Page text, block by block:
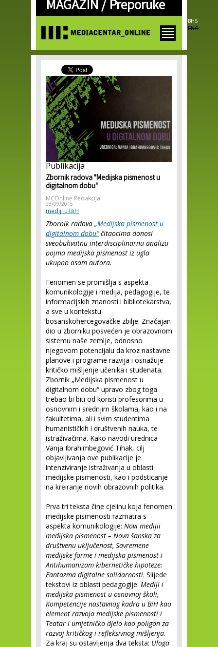
Skip to
main
MAGAZIN /Preporuke
BHS
ENG
Publikacija
Zbornik radova "Medijska pismenost u
digitalnom dobu"
MCOnline Redakcija
28/09/2015
mediji u BiH
Zbornik radova „Medijska pismenost u
digitalnom dobu“čitaocima donosi
sveobuhvatnu interdisciplinarnu analizu
pojma medijska pismenost iz ugla
ukupno osam autora.
Fenomen se promišlja s aspekta
komunikologije i medija, pedagogije, te
informacijskih znanosti i bibliotekarstva,
a sve u kontekstu
bosanskohercegovačke zbilje. Značajan
dio u zborniku posvećen je obrazovnom
sistemu naše zemlje, odnosno
njegovom potencijalu da kroz nastavne
planove i programe razvija i osnažuje
kritičko mišljenje učenika i studenata.
Zbornik „Medijska pismenost u
digitalnom dobu“ upravo zbog toga
trebao bi biti od koristi profesorima u
osnovnim i srednjim školama, kao i na
fakultetima, ali i svim studentima
humanističkih i društvenih nauka, te
istraživačima. Kako navodi urednica
Vanja Ibrahimbegović Tihak, cilj
objavljivanja ove publikacije je
intenziviranje istraživanja u oblasti
medijske pismenosti, kao i podsticanje
na kreiranje novih obrazovnih politika.
Prva tri teksta čine cjelinu koja fenomen
medijske pismenosti razmatra s
aspekta komunikologije: Novi medijii
medijska pismenost – Nova šanska za
društvenu uključenost, Savremene
medijske forme i medijska pismenost i
Antihumanizam kibernetičke hipoteze:
Fantazma digitalne solidarnosti. Slijede
tekstovi iz oblasti pedagogije: Mediji i
medijska pismenost u osnovnoj školi,
Kompetencije nastavnog kadra u BiH kao
element razvoja medijske pismenosti i
Teatar i umjetničko djelo kao poligon za
razvoj kritičkog i refleksivnog mišljenja.
Za kraj su ostavljenja dva teksta: Uloga